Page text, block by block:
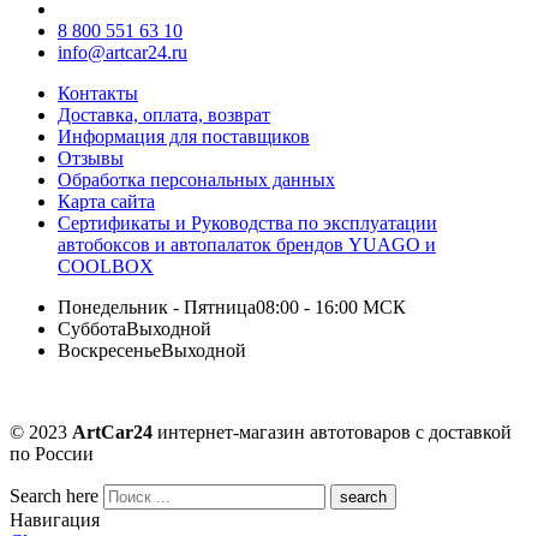
8 800 551 63 10
info@artcar24.ru
Контакты
Доставка, оплата, возврат
Информация для поставщиков
Отзывы
Обработка персональных данных
Карта сайта
Сертификаты и Руководства по эксплуатации
автобоксов и автопалаток брендов YUAGO и
COOLBOX
Понедельник - Пятница08:00 - 16:00 МСК
СубботаВыходной
ВоскресеньеВыходной
© 2023 ArtCar24 интернет-магазин автотоваров с доставкой
по России
Search here
Навигация